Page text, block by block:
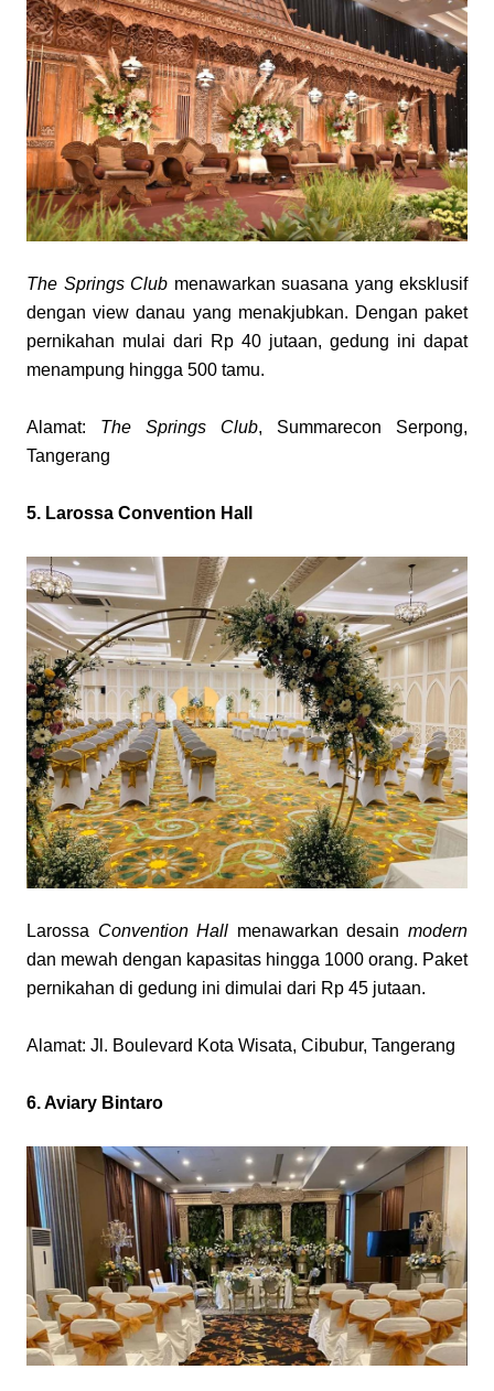
The Springs Club menawarkan suasana yang eksklusif
dengan view danau yang menakjubkan. Dengan paket
pernikahan mulai dari Rp 40 jutaan, gedung ini dapat
menampung hingga 500 tamu.
Alamat: The Springs Club, Summarecon Serpong,
Tangerang
5. Larossa Convention Hall
Larossa Convention Hall menawarkan desain modern
dan mewah dengan kapasitas hingga 1000 orang. Paket
pernikahan di gedung ini dimulai dari Rp 45 jutaan.
Alamat: Jl. Boulevard Kota Wisata, Cibubur, Tangerang
6. Aviary Bintaro